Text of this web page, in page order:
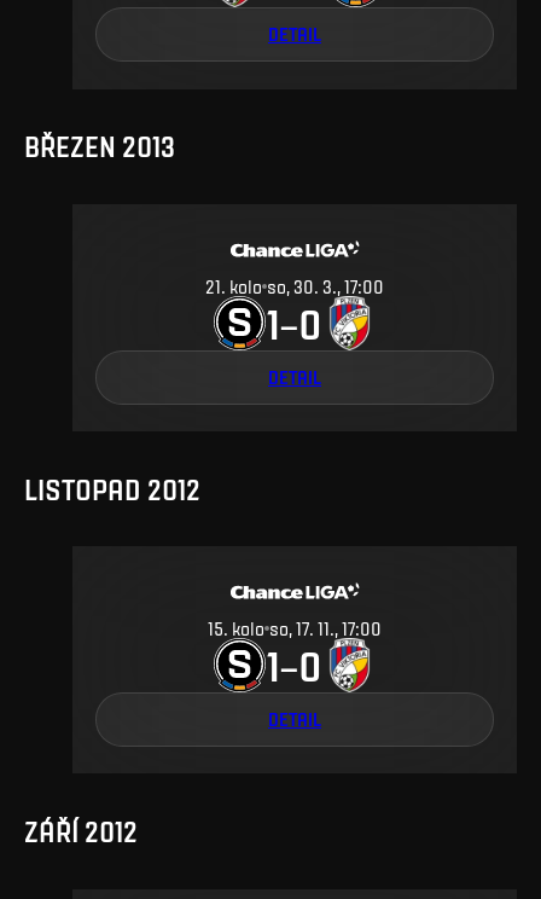
DETAIL
BŘEZEN 2013
21 kolo so, 30. 3., 17:00
1–0
DETAIL
LISTOPAD 2012
15. kolo so, 17. 11., 17:00
1–0
DETAIL
ZÁŘÍ 2012